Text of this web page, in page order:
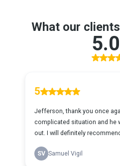
What our
5
Jefferson, thank you once
complicated situation and he
out. I will definitely
SV Samuel Vigil